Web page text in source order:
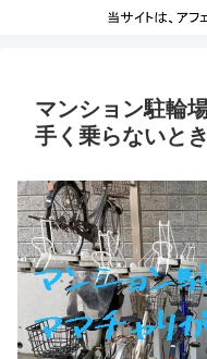
マンション駐輪
手く乗らないと